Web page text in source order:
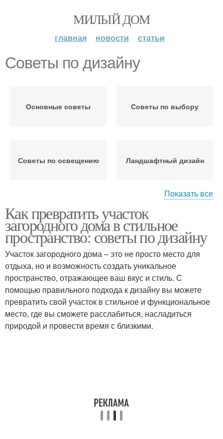
МИЛЫЙ ДОМ
главная новости статьи
Советы по дизайну
Основные советы Советы по выбору
Советы по освещению Ландшафтный дизайн
Дизайн на участке Приемы в дизайне
Полезные советы
Советы для
обустройства
Необычные советы
Советы по
обустройству
Показать все
Как превратить участок
загородного дома в стильное
пространство: советы по дизайну
Участок загородного дома – это не просто место для
отдыха, но и возможность создать уникальное
пространство, отражающее ваш вкус и стиль. С
помощью правильного подхода к дизайну вы можете
превратить свой участок в стильное и функциональное
место, где вы сможете расслабиться, насладиться
природой и провести время с близкими.